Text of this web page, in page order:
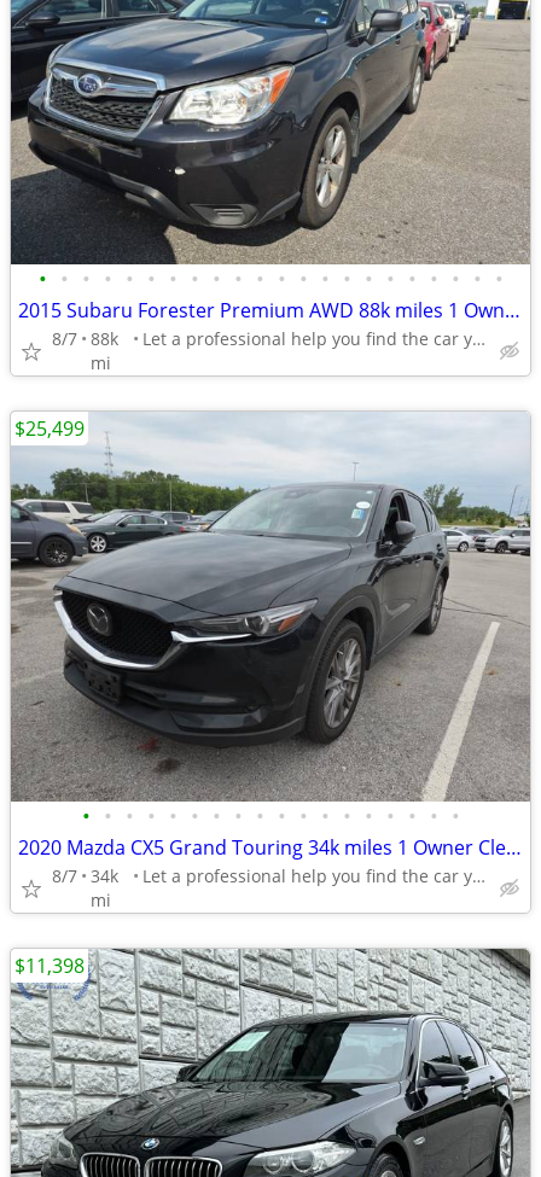
• • • • • • • • • • • • • • • • • • • • • •
2015 Subaru Forester Premium AWD 88k miles 1 Owner Clean History Clean
8/7 88k
mi
Let a professional help you find the car you want in budget
• • • • • • • • • • • • • • • • • •
2020 Mazda CX5 Grand Touring 34k miles 1 Owner Clean Title Like NEW!
8/7 34k
mi
Let a professional help you find the car you want in budget
$25,499
$11,398